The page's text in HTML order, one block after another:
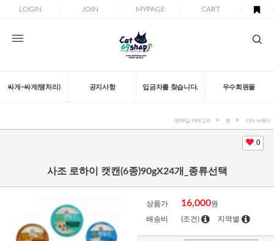
LOGIN JOIN MYPAGE CART
싸게~싸게(땡처리) 공지사항 입금자를 찾습니다. 우수회원몰
캣09샵 카테고리 캔 기타 브랜드
0
사조 로하이 캣캔(6종)90gX24개_종류선택
상품가 16,000원
배송비 (조건) 지역별